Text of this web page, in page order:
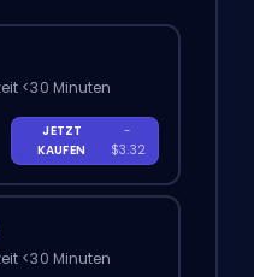
<30 Minuten
JETZT
KAUFEN
-
$3.32
<30 Minuten